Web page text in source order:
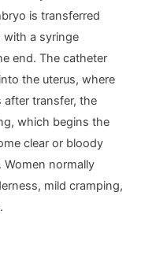
is transferred
with a syringe
end. The catheter
the uterus, where
after transfer, the
which begins the
clear or bloody
Women normally
mild cramping,